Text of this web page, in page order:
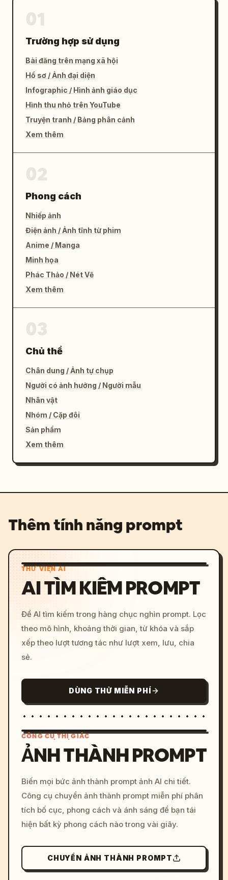
Trường hợp sử dụng
Bài đăng trên mạng xã hội
Hồ sơ / Ảnh đại diện
Infographic / Hình ảnh giáo dục
Hình thu nhỏ trên YouTube
Truyện tranh / Bảng phân cảnh
Xem thêm
Phong cách
Nhiếp ảnh
Điện ảnh / Ảnh tĩnh từ phim
Anime / Manga
Minh họa
Phác Thảo / Nét Vẽ
Xem thêm
Chủ thể
Chân dung / Ảnh tự chụp
Người có ảnh hưởng / Người mẫu
Nhân vật
Nhóm / Cặp đôi
Sản phẩm
Xem thêm
Thêm tính năng prompt
THƯ VIỆN AI
AI TÌM KIẾM PROMPT
Để AI tìm kiếm trong hàng chục nghìn prompt. Lọc
theo mô hình, khoảng thời gian, từ khóa và sắp
xếp theo lượt tương tác như lượt xem, lưu, chia
sẻ.
DÙNG THỬ MIỄN PHÍ
c, cyberpunk sunset, neon
colors, 8k --v 6.0
CÔNG CỤ THỊ GIÁC
ẢNH THÀNH PROMPT
Biến mọi bức ảnh thành prompt ảnh AI chi tiết.
Công cụ chuyển ảnh thành prompt miễn phí phân
tích bố cục, phong cách và ánh sáng để bạn tái
hiện bất kỳ phong cách nào trong vài giây.
CHUYỂN ẢNH THÀNH PROMPT